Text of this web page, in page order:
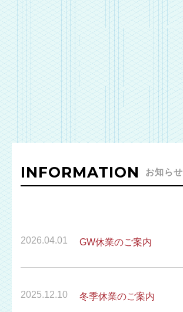
INFORMATION お知らせ
2026.04.01 GW休業のご案内
2025.12.10 冬季休業のご案内